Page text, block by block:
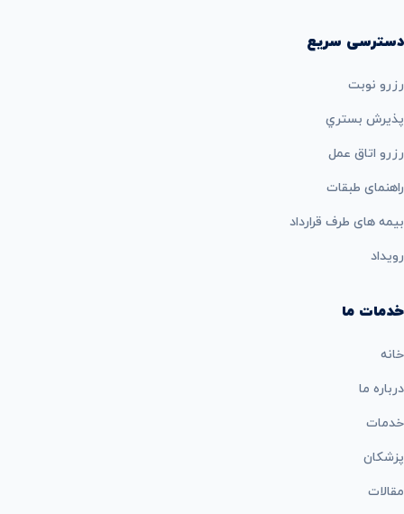
دسترسی سریع
رزرو نوبت
پذيرش بستري
رزرو اتاق عمل
راهنمای طبقات
بيمه های طرف قرارداد
رویداد
خدمات ما
خانه
درباره ما
خدمات
پزشکان
مقالات